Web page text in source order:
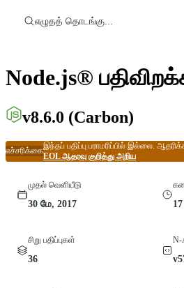
எழுதத் தொடங்கு...
Node.js®
v8.6.0 (Carbon)
எச்சரிக்கை
இந்தப் பதிப்பு பராமரிப்பில் இல்லை.
EOL ஆதரவு குறித்து அறிய
முதல் வெளியீடு
30 மே, 2017
சிறு பதிப்புகள்
36
N-